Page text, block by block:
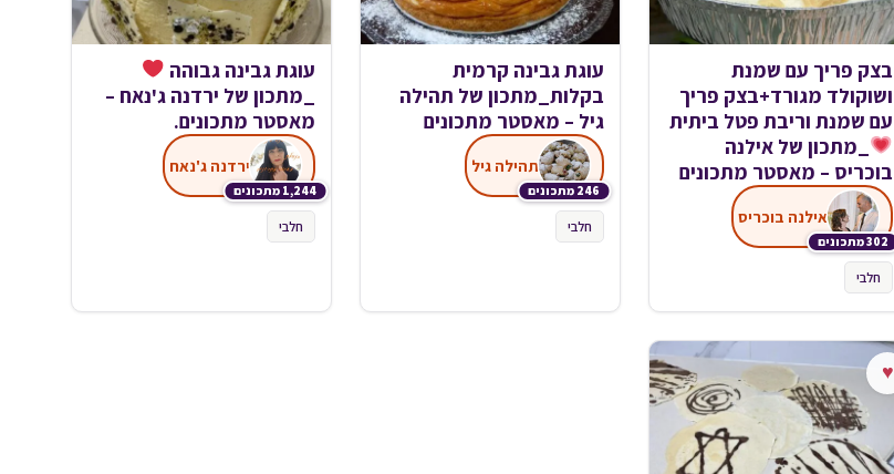
בצק פריך עם שמנת
ושוקולד מגורד+בצק פריך
עם שמנת וריבת פטל ביתית
_מתכון של אילנה
בוכריס – מאסטר מתכונים
302 מתכונים
אילנה בוכריס
חלבי
עוגת גבינה קרמית
בקלות_מתכון של תהילה
גיל – מאסטר מתכונים
246 מתכונים
תהילה גיל
חלבי
עוגת גבינה גבוהה
_מתכון של ירדנה ג'נאח –
מאסטר מתכונים.
1,244 מתכונים
ירדנה ג'נאח
חלבי
♥